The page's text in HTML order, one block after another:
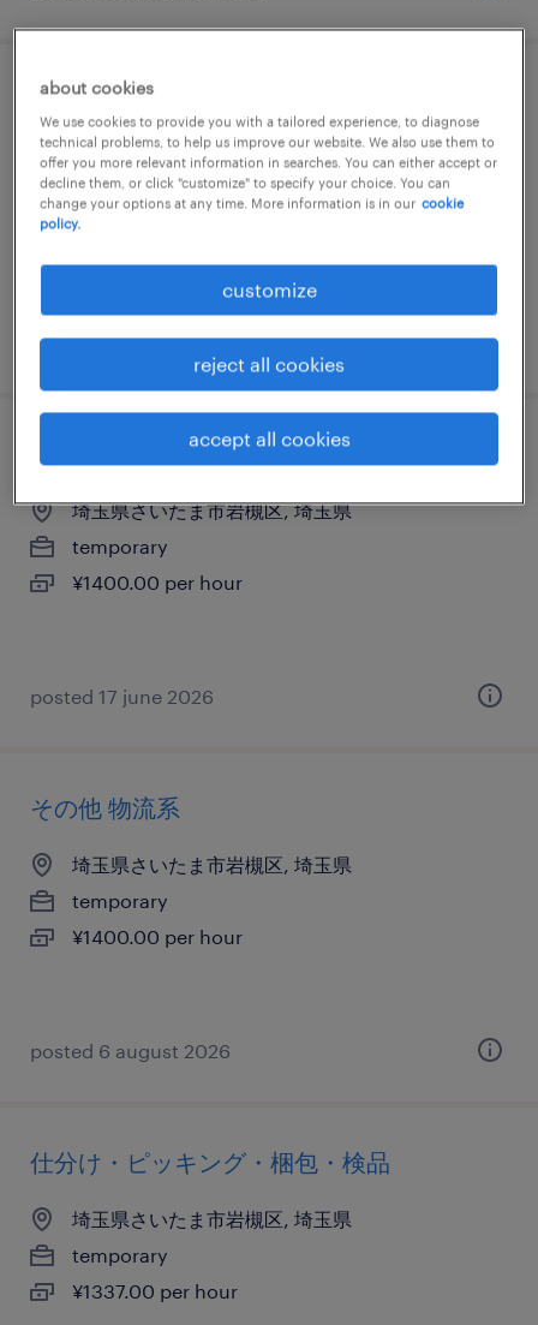
流通・小売のフォークリフト、入出荷
埼玉県さいたま市岩槻区, 埼玉県
temporary
¥1600.00 per hour
posted 18 may 2026
その他の仕分け・ピッキング・梱包、検品
埼玉県さいたま市岩槻区, 埼玉県
temporary
¥1400.00 per hour
posted 17 june 2026
その他 物流系
埼玉県さいたま市岩槻区, 埼玉県
temporary
¥1400.00 per hour
posted 6 august 2026
仕分け・ピッキング・梱包・検品
埼玉県さいたま市岩槻区, 埼玉県
temporary
¥1337.00 per hour
about cookies
We use cookies to provide you with a tailored experience, to diagnose
technical problems, to help us improve our website. We also use them to
offer you more relevant information in searches. You can either accept or
decline them, or click "customize" to specify your choice. You can
change your options at any time. More information is in our cookie
policy.
customize
reject all cookies
accept all cookies